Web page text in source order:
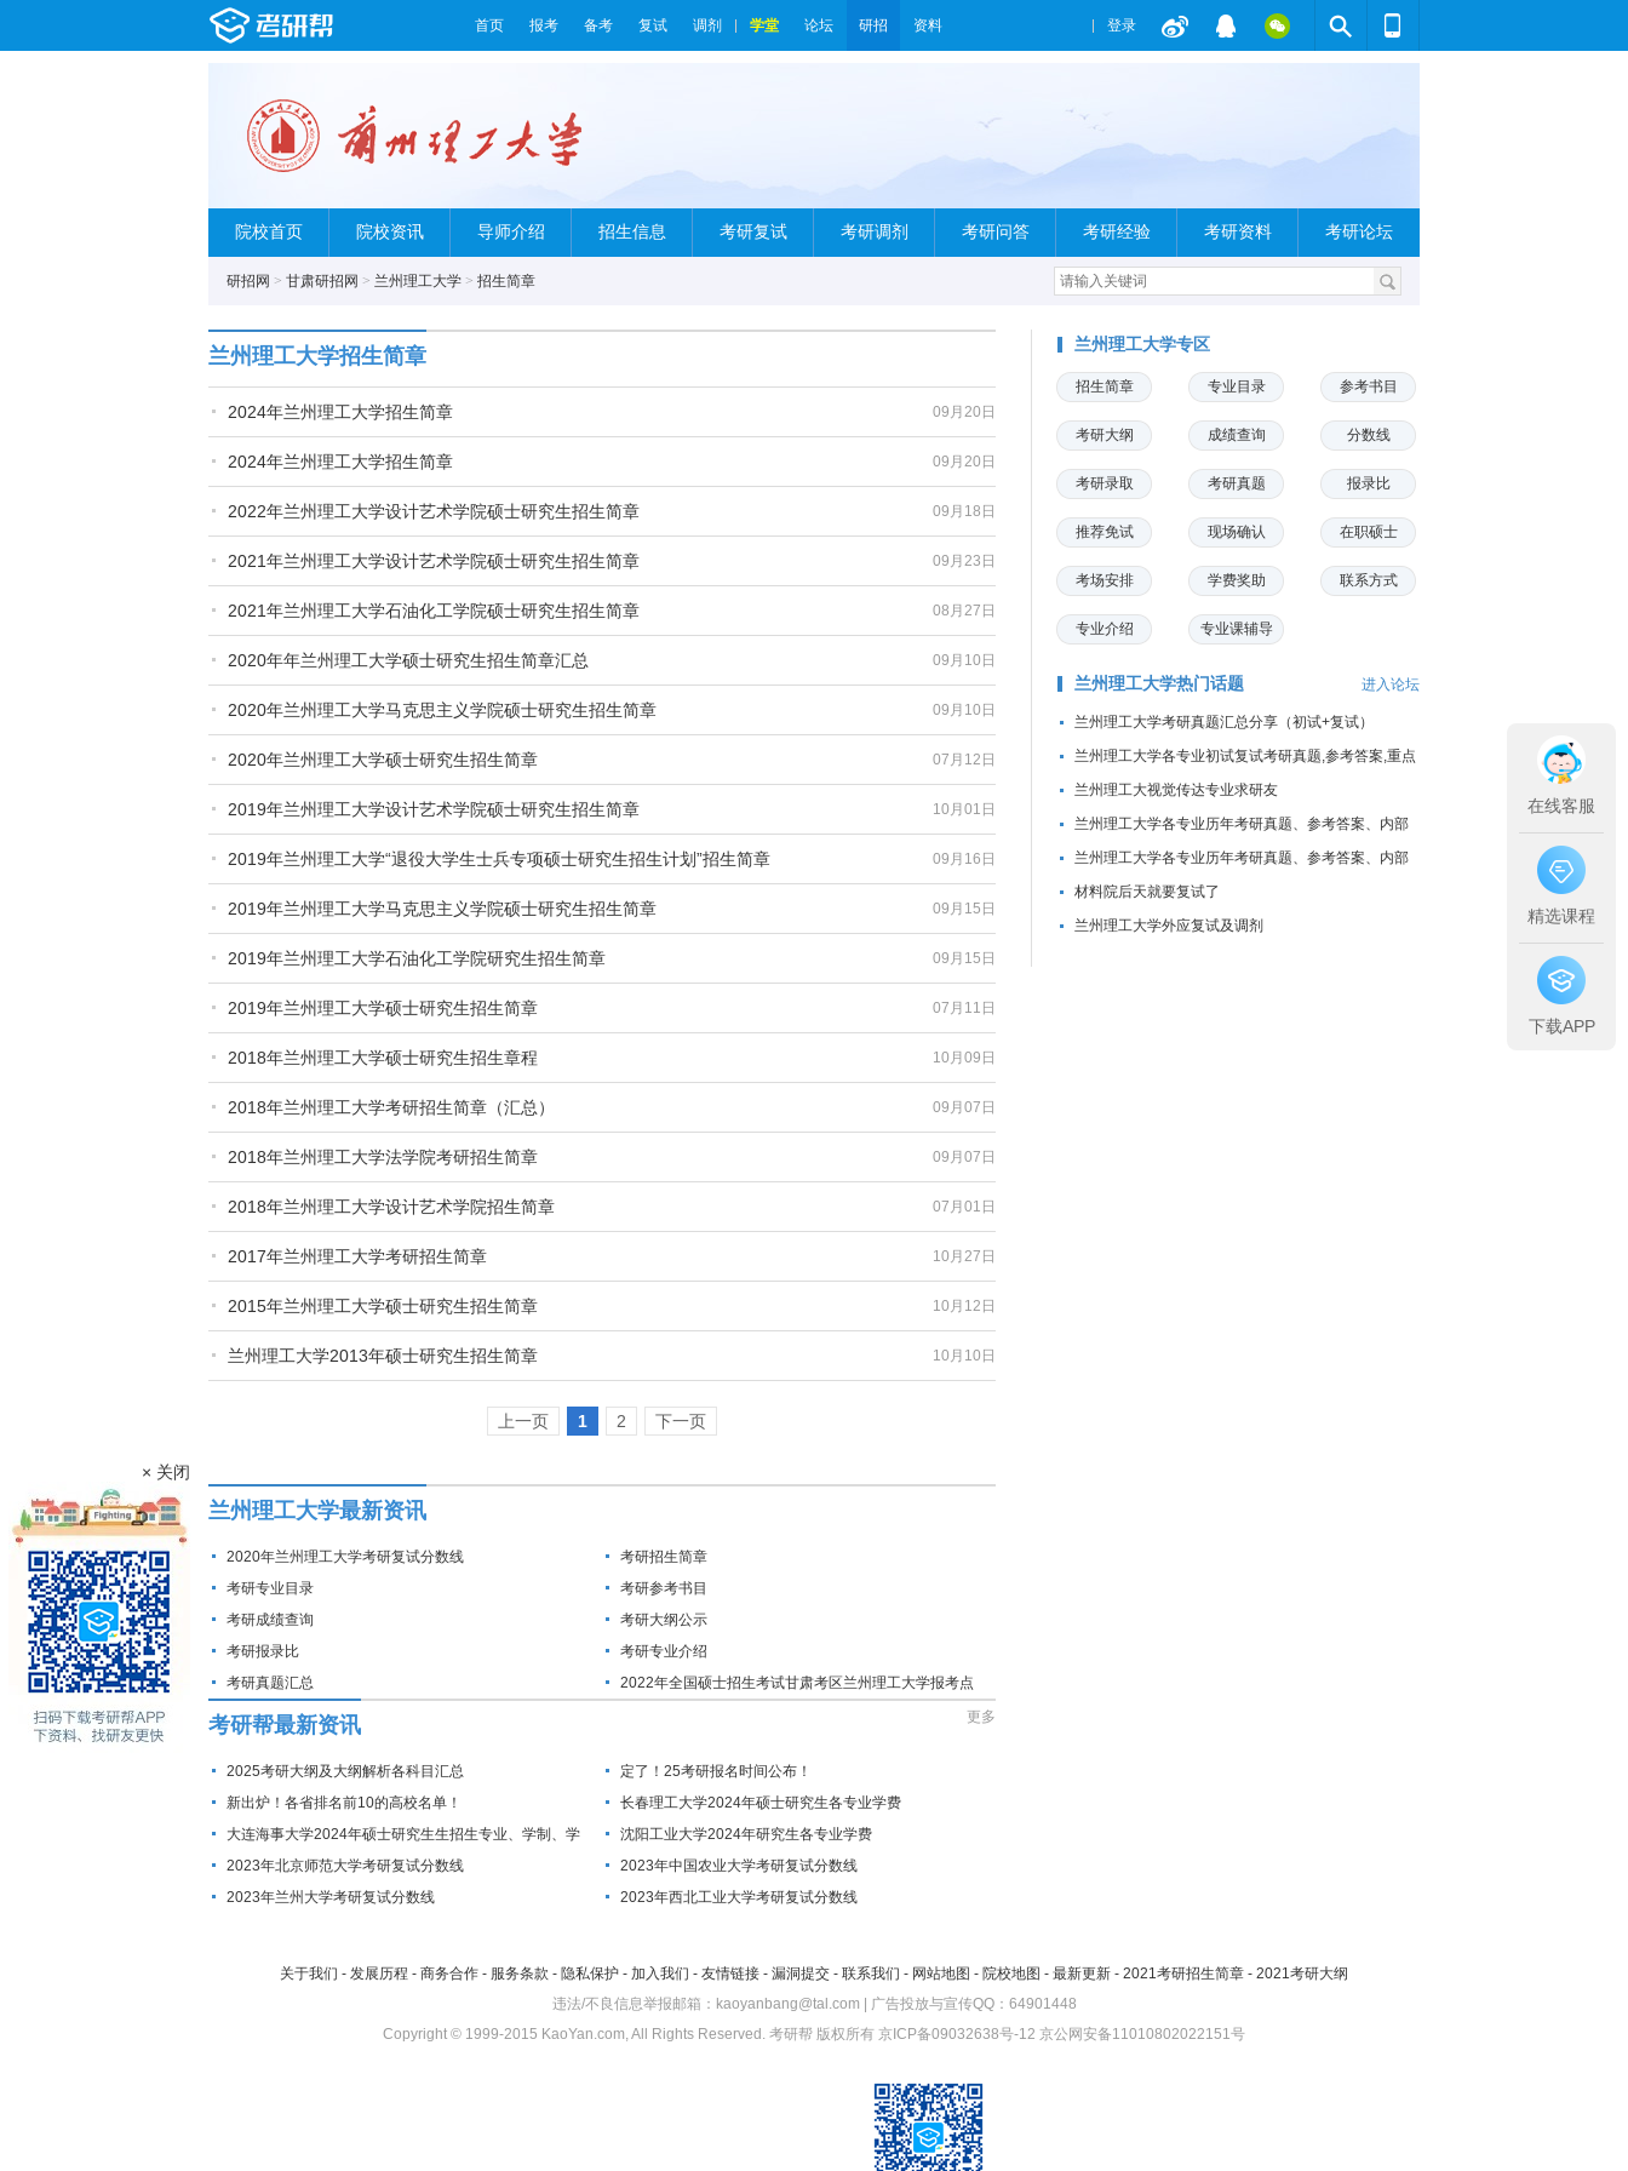
首页 报考 备考 复试 调剂 学堂 论坛 研招 资料 登录
院校首页 院校资讯 导师介绍 招生信息 考研复试 考研调剂 考研问答 考研经验 考研资料 考研论坛
研招网 > 甘肃研招网 > 兰州理工大学 > 招生简章
兰州理工大学招生简章
09月20日
2024年兰州理工大学招生简章
09月20日
2024年兰州理工大学招生简章
09月18日
2022年兰州理工大学设计艺术学院硕士研究生招生简章
09月23日
2021年兰州理工大学设计艺术学院硕士研究生招生简章
08月27日
2021年兰州理工大学石油化工学院硕士研究生招生简章
09月10日
2020年年兰州理工大学硕士研究生招生简章汇总
09月10日
2020年兰州理工大学马克思主义学院硕士研究生招生简章
07月12日
2020年兰州理工大学硕士研究生招生简章
10月01日
2019年兰州理工大学设计艺术学院硕士研究生招生简章
09月16日
2019年兰州理工大学“退役大学生士兵专项硕士研究生招生计划”招生简章
09月15日
2019年兰州理工大学马克思主义学院硕士研究生招生简章
09月15日
2019年兰州理工大学石油化工学院研究生招生简章
07月11日
2019年兰州理工大学硕士研究生招生简章
10月09日
2018年兰州理工大学硕士研究生招生章程
09月07日
2018年兰州理工大学考研招生简章（汇总）
09月07日
2018年兰州理工大学法学院考研招生简章
07月01日
2018年兰州理工大学设计艺术学院招生简章
10月27日
2017年兰州理工大学考研招生简章
10月12日
2015年兰州理工大学硕士研究生招生简章
10月10日
兰州理工大学2013年硕士研究生招生简章
上一页 1 2 下一页
兰州理工大学最新资讯
2020年兰州理工大学考研复试分数线
考研招生简章
考研专业目录
考研参考书目
考研成绩查询
考研大纲公示
考研报录比
考研专业介绍
考研真题汇总
2022年全国硕士招生考试甘肃考区兰州理工大学报考点
考研帮最新资讯 更多
2025考研大纲及大纲解析各科目汇总
定了！25考研报名时间公布！
新出炉！各省排名前10的高校名单！
长春理工大学2024年硕士研究生各专业学费
大连海事大学2024年硕士研究生生招生专业、学制、学
费标准及拟招生人数
沈阳工业大学2024年研究生各专业学费
2023年北京师范大学考研复试分数线
2023年中国农业大学考研复试分数线
2023年兰州大学考研复试分数线
2023年西北工业大学考研复试分数线
兰州理工大学专区
招生简章 专业目录 参考书目
考研大纲 成绩查询 分数线
考研录取 考研真题 报录比
推荐免试 现场确认 在职硕士
考场安排 学费奖助 联系方式
专业介绍 专业课辅导
兰州理工大学热门话题 进入论坛
兰州理工大学考研真题汇总分享（初试+复试）
兰州理工大学各专业初试复试考研真题,参考答案,重点
范围
兰州理工大视觉传达专业求研友
兰州理工大学各专业历年考研真题、参考答案、内部
笔记
兰州理工大学各专业历年考研真题、参考答案、内部
笔记
材料院后天就要复试了
兰州理工大学外应复试及调剂
关于我们 - 发展历程 - 商务合作 - 服务条款 - 隐私保护 - 加入我们 - 友情链接 - 漏洞提交 - 联系我们 - 网站地图 - 院校地图 - 最新更新 - 2021考研招生简章 - 2021考研大纲
违法/不良信息举报邮箱：kaoyanbang@tal.com | 广告投放与宣传QQ：64901448
Copyright © 1999-2015 KaoYan.com, All Rights Reserved. 考研帮 版权所有 京ICP备09032638号-12 京公网安备11010802022151号
× 关闭
在线客服
精选课程
下载APP